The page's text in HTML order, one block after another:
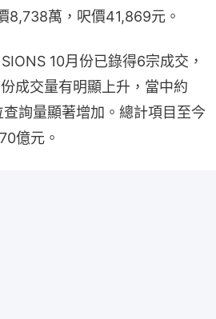
8,738萬，呎價41,869元。
10月份已錄得6宗成交，
成交量有明顯上升，當中約
詢量顯著增加。總計項目至今
億元。